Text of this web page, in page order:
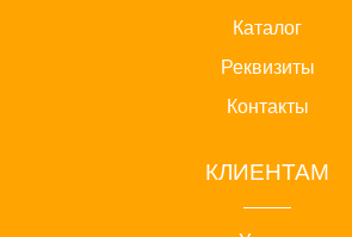
Каталог
Реквизиты
Контакты
КЛИЕНТАМ